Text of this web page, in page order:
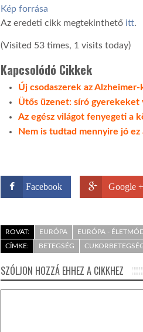
Kép forrása
Az eredeti cikk megtekinthető itt.
(Visited 53 times, 1 visits today)
Kapcsolódó Cikkek
Új csodaszerek az
Ütős üzenet: síró gyerekeket
Az egész világot fenyegeti a
Nem is tudtad mennyire jó ez
Facebook Google +
ROVAT: EURÓPA EURÓPA -
CÍMKE:
BETEGSÉG
SZÓLJON HOZZÁ EHHEZ A CIKKHEZ